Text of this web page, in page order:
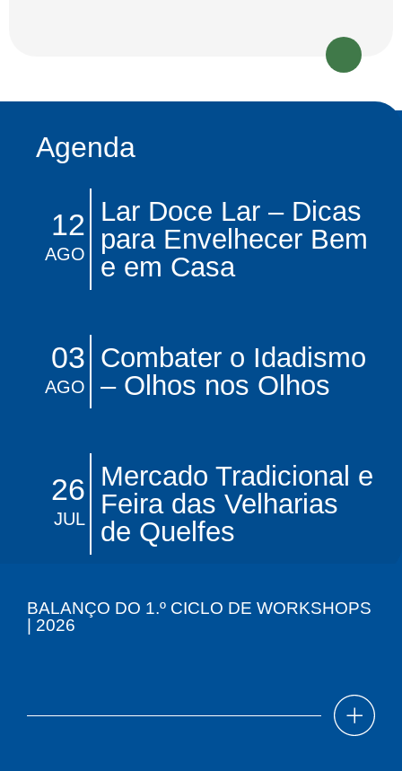
Agenda
12
AGO
Lar Doce Lar – Dicas
para Envelhecer Bem
e em Casa
03
AGO
Combater o Idadismo
– Olhos nos Olhos
26
JUL
Mercado Tradicional e
Feira das Velharias
de Quelfes
BALANÇO DO 1.º CICLO DE WORKSHOPS
| 2026